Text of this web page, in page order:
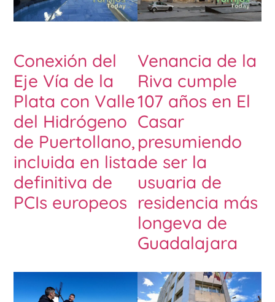
Conexión del
Eje Vía de la
Plata con Valle
del Hidrógeno
de Puertollano,
incluida en lista
definitiva de
PCIs europeos
Venancia de la
Riva cumple
107 años en El
Casar
presumiendo
de ser la
usuaria de
residencia más
longeva de
Guadalajara